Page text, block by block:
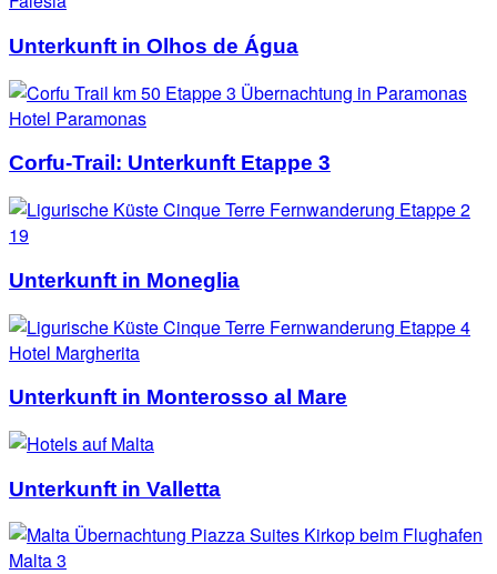
Unterkunft in Olhos de Água
Corfu-Trail: Unterkunft Etappe 3
Unterkunft in Moneglia
Unterkunft in Monterosso al Mare
Unterkunft in Valletta